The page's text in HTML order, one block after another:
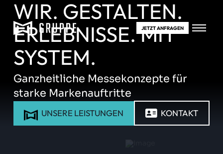
JETZT ANFRAGEN
WIR. GESTALTEN.
ERLEBNISSE. MIT
SYSTEM.
Ganzheitliche Messekonzepte für
starke Markenauftritte
UNSERE LEISTUNGEN KONTAKT